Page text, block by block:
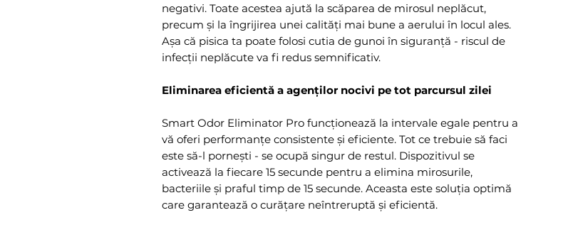
negativi. Toate acestea ajută la scăparea de mirosul neplăcut,
precum și la îngrijirea unei calități mai bune a aerului în locul ales.
Așa că pisica ta poate folosi cutia de gunoi în siguranță - riscul de
infecții neplăcute va fi redus semnificativ.
Eliminarea eficientă a agenților nocivi pe tot parcursul zilei
Smart Odor Eliminator Pro funcționează la intervale egale pentru a
vă oferi performanțe consistente și eficiente. Tot ce trebuie să faci
este să-l pornești - se ocupă singur de restul. Dispozitivul se
activează la fiecare 15 secunde pentru a elimina mirosurile,
bacteriile și praful timp de 15 secunde. Aceasta este soluția optimă
care garantează o curățare neîntreruptă și eficientă.